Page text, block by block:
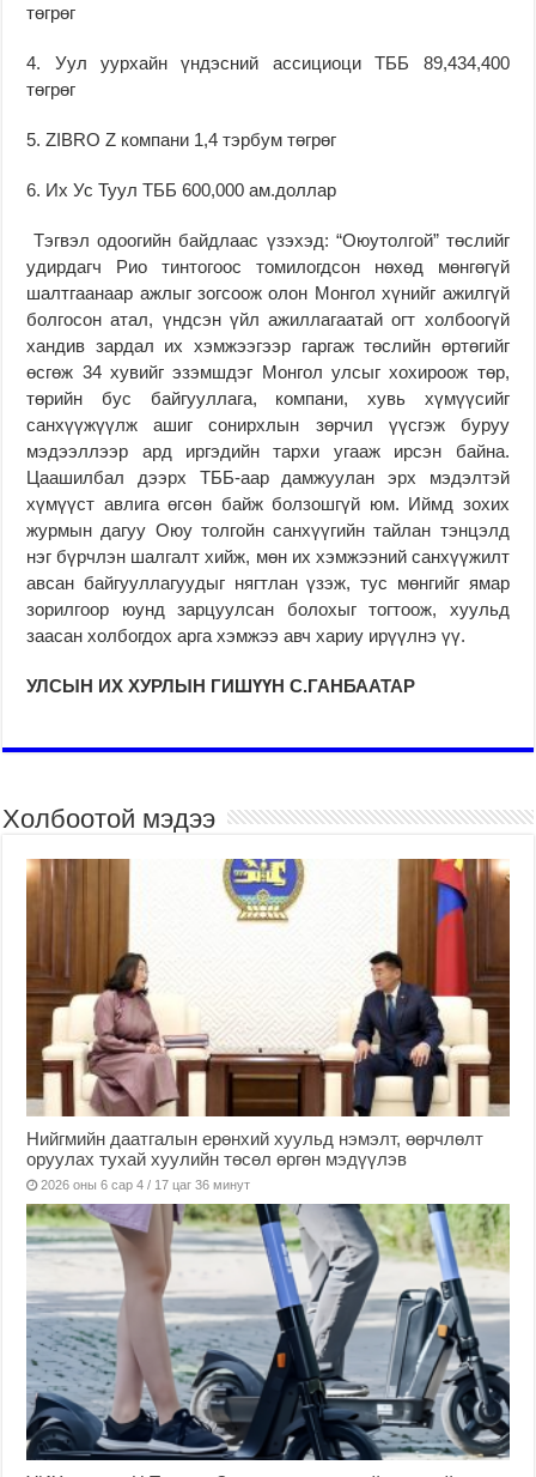
төгрөг
4. Уул уурхайн үндэсний ассициоци ТББ 89,434,400
төгрөг
5. ZIBRO Z компани 1,4 тэрбум төгрөг
6. Их Ус Туул ТББ 600,000 ам.доллар
Тэгвэл одоогийн байдлаас үзэхэд: “Оюутолгой” төслийг
удирдагч Рио тинтогоос томилогдсон нөхөд мөнгөгүй
шалтгаанаар ажлыг зогсоож олон Монгол хүнийг ажилгүй
болгосон атал, үндсэн үйл ажиллагаатай огт холбоогүй
хандив зардал их хэмжээгээр гаргаж төслийн өртөгийг
өсгөж 34 хувийг эзэмшдэг Монгол улсыг хохироож төр,
төрийн бус байгууллага, компани, хувь хүмүүсийг
санхүүжүүлж ашиг сонирхлын зөрчил үүсгэж буруу
мэдээллээр ард иргэдийн тархи угааж ирсэн байна.
Цаашилбал дээрх ТББ-аар дамжуулан эрх мэдэлтэй
хүмүүст авлига өгсөн байж болзошгүй юм. Иймд зохих
журмын дагуу Оюу толгойн санхүүгийн тайлан тэнцэлд
нэг бүрчлэн шалгалт хийж, мөн их хэмжээний санхүүжилт
авсан байгууллагуудыг нягтлан үзэж, тус мөнгийг ямар
зорилгоор юунд зарцуулсан болохыг тогтоож, хуульд
заасан холбогдох арга хэмжээ авч хариу ирүүлнэ үү.
УЛСЫН ИХ ХУРЛЫН ГИШҮҮН С.ГАНБААТАР
Холбоотой мэдээ
Нийгмийн даатгалын ерөнхий хуульд нэмэлт, өөрчлөлт
оруулах тухай хуулийн төсөл өргөн мэдүүлэв
2026 оны 6 сар 4 / 17 цаг 36 минут